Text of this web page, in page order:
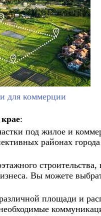
для коммерции
:
под жилое и
районах
Вы можете
площади и